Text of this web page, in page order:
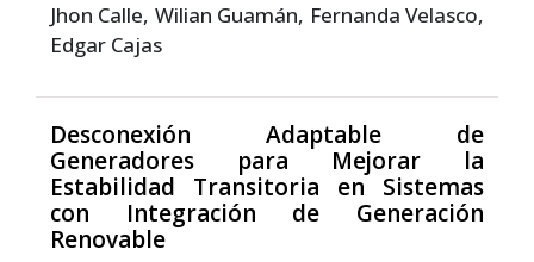
Jhon Calle, Wilian Guamán, Fernanda Velasco,
Edgar Cajas
Desconexión Adaptable de
Generadores para Mejorar la
Estabilidad Transitoria en Sistemas
con Integración de Generación
Renovable